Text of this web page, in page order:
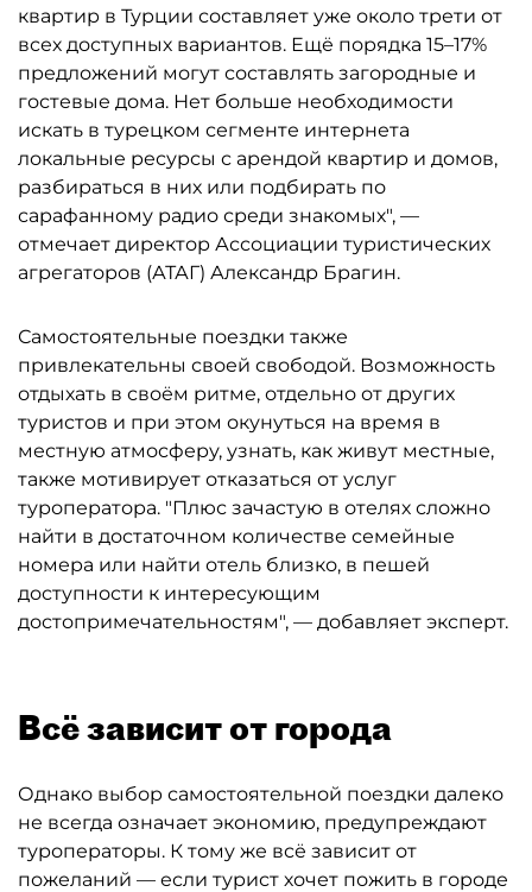
квартир в Турции составляет уже около трети от
всех доступных вариантов. Ещё порядка 15–17%
предложений могут составлять загородные и
гостевые дома. Нет больше необходимости
искать в турецком сегменте интернета
локальные ресурсы с арендой квартир и домов,
разбираться в них или подбирать по
сарафанному радио среди знакомых", —
отмечает директор Ассоциации туристических
агрегаторов (АТАГ) Александр Брагин.
Самостоятельные поездки также
привлекательны своей свободой. Возможность
отдыхать в своём ритме, отдельно от других
туристов и при этом окунуться на время в
местную атмосферу, узнать, как живут местные,
также мотивирует отказаться от услуг
туроператора. "Плюс зачастую в отелях сложно
найти в достаточном количестве семейные
номера или найти отель близко, в пешей
доступности к интересующим
достопримечательностям", — добавляет эксперт.
Всё зависит от города
Однако выбор самостоятельной поездки далеко
не всегда означает экономию, предупреждают
туроператоры. К тому же всё зависит от
пожеланий — если турист хочет пожить в городе